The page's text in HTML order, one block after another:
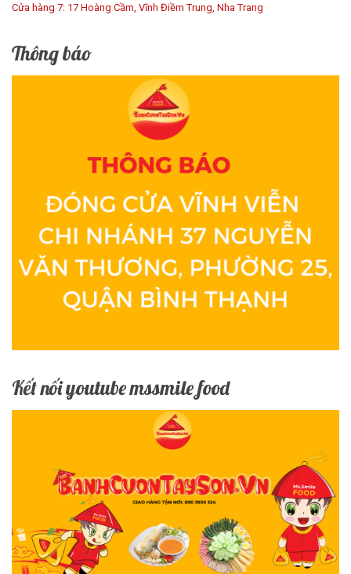
Cửa hàng 7: 17 Hoàng Cầm, Vĩnh Điềm Trung, Nha Trang
Thông báo
Kết nối youtube mssmile food